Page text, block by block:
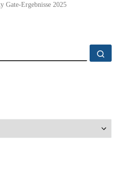
Gate-Ergebnisse 2025